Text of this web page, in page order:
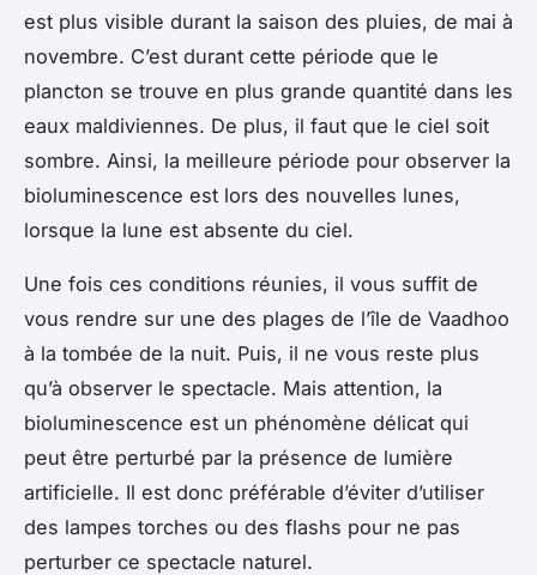
est plus visible durant la saison des pluies, de mai à
novembre. C’est durant cette période que le
plancton se trouve en plus grande quantité dans les
eaux maldiviennes. De plus, il faut que le ciel soit
sombre. Ainsi, la meilleure période pour observer la
bioluminescence est lors des nouvelles lunes,
lorsque la lune est absente du ciel.
Une fois ces conditions réunies, il vous suffit de
vous rendre sur une des plages de l’île de Vaadhoo
à la tombée de la nuit. Puis, il ne vous reste plus
qu’à observer le spectacle. Mais attention, la
bioluminescence est un phénomène délicat qui
peut être perturbé par la présence de lumière
artificielle. Il est donc préférable d’éviter d’utiliser
des lampes torches ou des flashs pour ne pas
perturber ce spectacle naturel.